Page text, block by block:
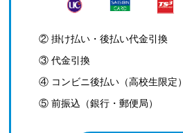
② 掛け払い・後払い代金引換
③ 代金引換
④ コンビニ後払い（高校生限定）
⑤ 前振込（銀行・郵便局）